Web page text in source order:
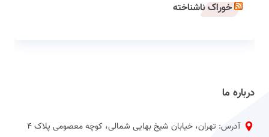
خوراک ناشناخته
درباره ما
آدرس: تهران، خیابان شیخ بهایی شمالی، کوچه معصومی پلاک 4